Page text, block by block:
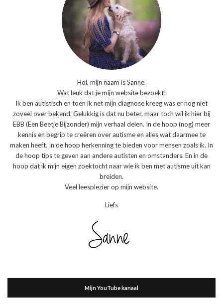
Hoi, mijn naam is Sanne.
Wat leuk dat je mijn website bezoekt!
Ik ben autistisch en toen ik net mijn diagnose kreeg was er nog niet
zoveel over bekend. Gelukkig is dat nu beter, maar toch wil ik hier bij
EBB (Een Beetje Bijzonder) mijn verhaal delen. In de hoop (nog) meer
kennis en begrip te creëren over autisme en alles wat daarmee te
maken heeft. In de hoop herkenning te bieden voor mensen zoals ik. In
de hoop tips te geven aan andere autisten en omstanders. En in de
hoop dat ik mijn eigen zoektocht naar wie ik ben met autisme uit kan
breiden.
Veel leesplezier op mijn website.
Liefs
Mijn YouTube kanaal